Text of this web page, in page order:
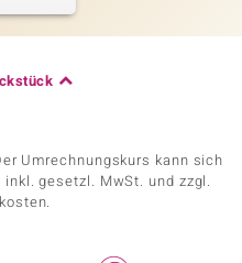
Umrechnungskurs kann sich
gesetzl. MwSt. und zzgl.